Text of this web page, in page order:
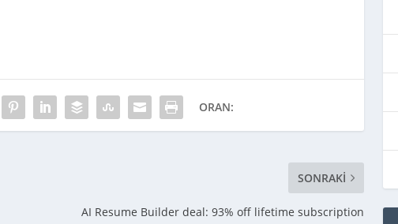
ORAN:
SONRAKI
AI Resume Builder deal: 93% off lifetime subscription